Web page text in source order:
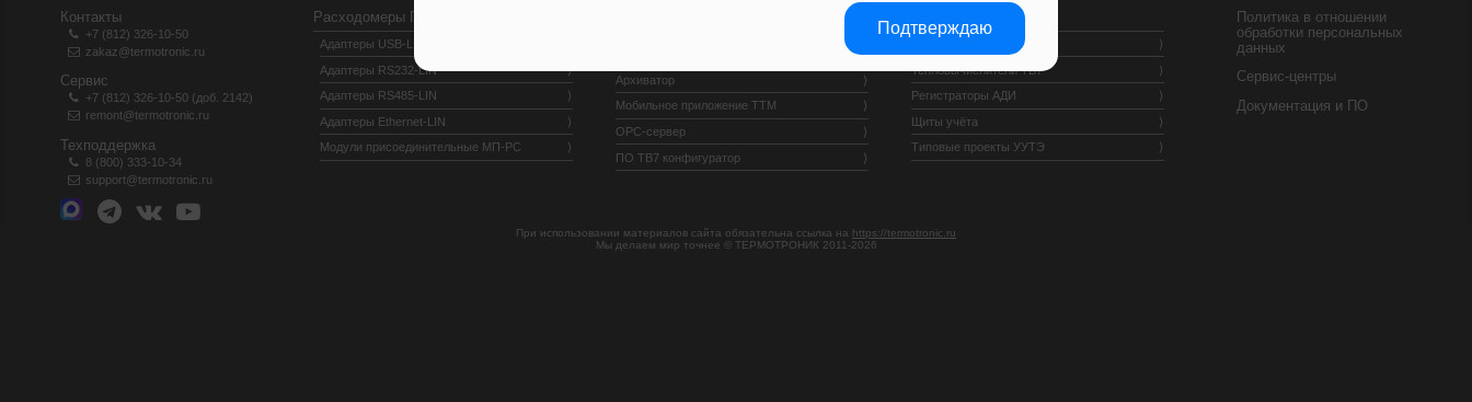
Контакты
+7 (812) 326-10-50
zakaz@termotronic.ru
Сервис
+7 (812) 326-10-50 (доб. 2142)
remont@termotronic.ru
Техподдержка
8 (800) 333-10-34
support@termotronic.ru
Расходомеры Питерфлоу РС
Адаптеры USB-LIN
Адаптеры RS232-LIN
Адаптеры RS485-LIN
Адаптеры Ethernet-LIN
Модули присоединительные МП-РС
Автономные GPRS терминалы АСТ
Архиватор
Мобильное приложение ТТМ
OPC-сервер
ПО ТВ7 конфигуратор
Тепловычислители ТВ7
Регистраторы АДИ
Щиты учёта
Типовые проекты УУТЭ
Политика в отношении
обработки персональных
данных
Сервис-центры
Документация и ПО
При использовании материалов сайта обязательна ссылка на https://termotronic.ru
Мы делаем мир точнее © ТЕРМОТРОНИК 2011-2026
Подтверждаю